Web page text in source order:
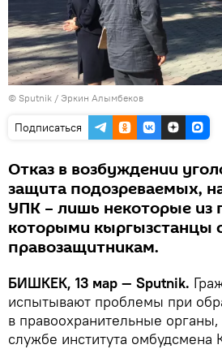
© Sputnik / Эркин Алымбеков
Подписаться
Отказ в возбуждении
защита подозреваемых,
УПК – лишь некоторые из
которыми кыргызстанцы
правозащитникам.
БИШКЕК, 13 мар — Sputnik.
испытывают проблемы при
в правоохранительные
службе института омбудсмена